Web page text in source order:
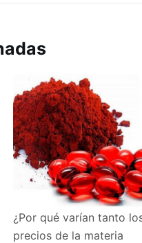
¿Por qué varían tanto
precios de la materia